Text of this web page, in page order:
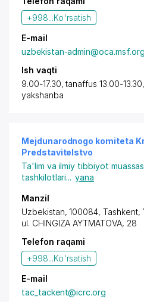
+998...Ko'rsatish
E-mail
uzbekistan-admin@oca.msf.org
Ish vaqti
9.00-17.30, tanaffus 13.00-
yakshanba
Mejdunarodnogo komiteta
Predstavitelstvo
Ta'lim va ilmiy tibbiyot
tashkilotlari... yana
Manzil
Uzbekistan, 100084, Tashkent,
ul. CHINGIZA AYTMATOVA, 28
Telefon raqami
+998...Ko'rsatish
E-mail
tac_tackent@icrc.org